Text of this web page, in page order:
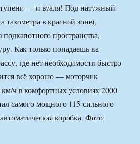
— и вуаля! Под натужный
тахометра в красной зоне),
пространства,
Как только попадаешь на
где нет необходимости быстро
всё хорошо — моторчик
км/ч в комфортных условиях 2000
самого мощного 115-сильного
коробка. Фото: